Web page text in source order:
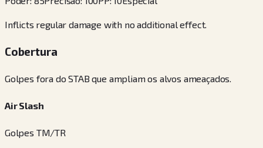
Inflicts regular damage with no additional effect.
Cobertura
Golpes fora do STAB que ampliam os alvos ameaçados.
Air Slash
Golpes TM/TR